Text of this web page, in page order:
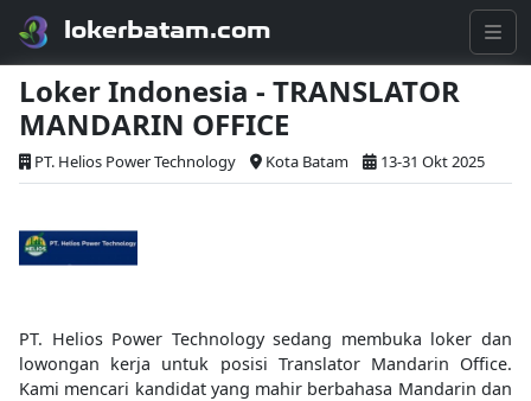
lokerbatam.com
Loker Indonesia - TRANSLATOR
MANDARIN OFFICE
PT. Helios Power Technology Kota Batam 13-31 Okt 2025
PT. Helios Power Technology sedang membuka loker dan
lowongan kerja untuk posisi Translator Mandarin Office.
Kami mencari kandidat yang mahir berbahasa Mandarin dan